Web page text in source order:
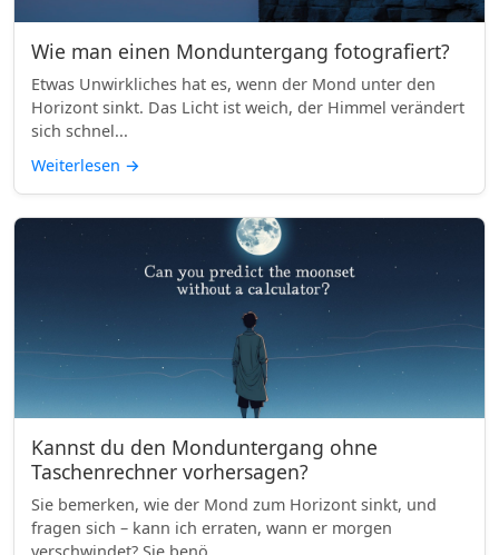
Wie man einen Monduntergang fotografiert?
Etwas Unwirkliches hat es, wenn der Mond unter den
Horizont sinkt. Das Licht ist weich, der Himmel verändert
sich schnel...
Weiterlesen →
Kannst du den Monduntergang ohne
Taschenrechner vorhersagen?
Sie bemerken, wie der Mond zum Horizont sinkt, und
fragen sich – kann ich erraten, wann er morgen